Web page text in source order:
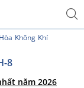
Không Khí
8
năm 2026